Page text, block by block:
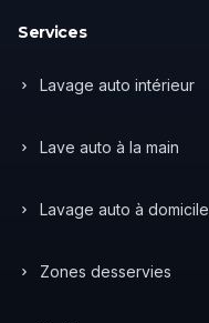
Services
Lavage auto intérieur
Lave auto à la main
Lavage auto à domicile
Zones desservies